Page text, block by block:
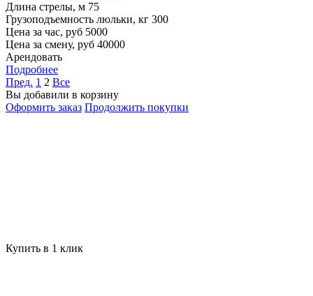
Длина стрелы, м 75
Грузоподъемность люльки, кг 300
Цена за час, руб 5000
Цена за смену, руб 40000
Арендовать
Подробнее
Пред. 1 2 Все
Вы добавили в корзину
Оформить заказ Продолжить покупки
Купить в 1 клик